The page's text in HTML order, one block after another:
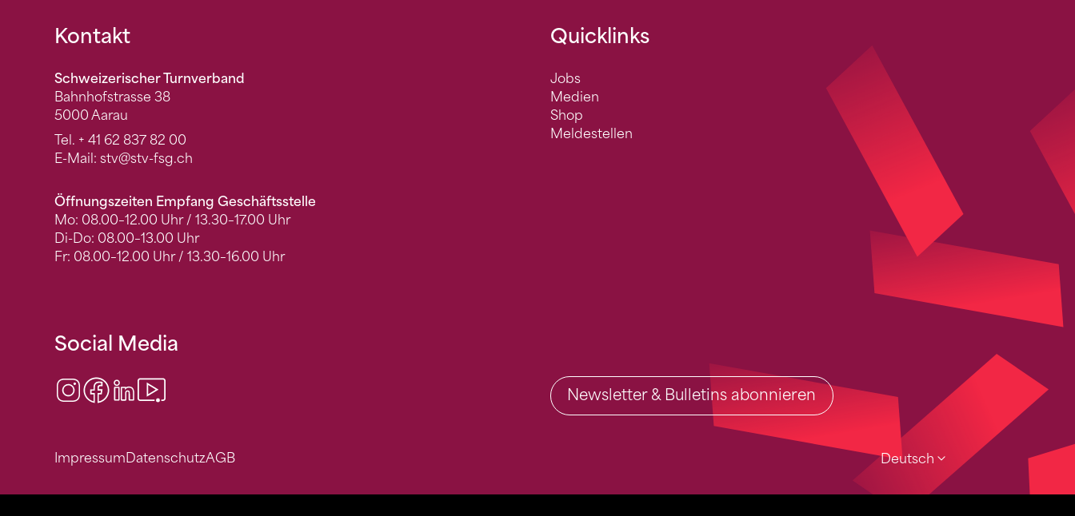
Fusszeile
Kontakt
Schweizerischer Turnverband
Bahnhofstrasse 38
5000 Aarau
Tel. + 41 62 837 82 00
E-Mail: stv@stv-fsg.ch
Öffnungszeiten Empfang Geschäftsstelle
Mo: 08.00–12.00 Uhr / 13.30–17.00 Uhr
Di-Do: 08.00–13.00 Uhr
Fr: 08.00–12.00 Uhr / 13.30–16.00 Uhr
Quicklinks
Jobs
Medien
Shop
Meldestellen
Deutsch
Social Media
Instagram
Facebook
LinkedIn Newsletter & Bulletins abonnieren
ImpressumDatenschutzAGB